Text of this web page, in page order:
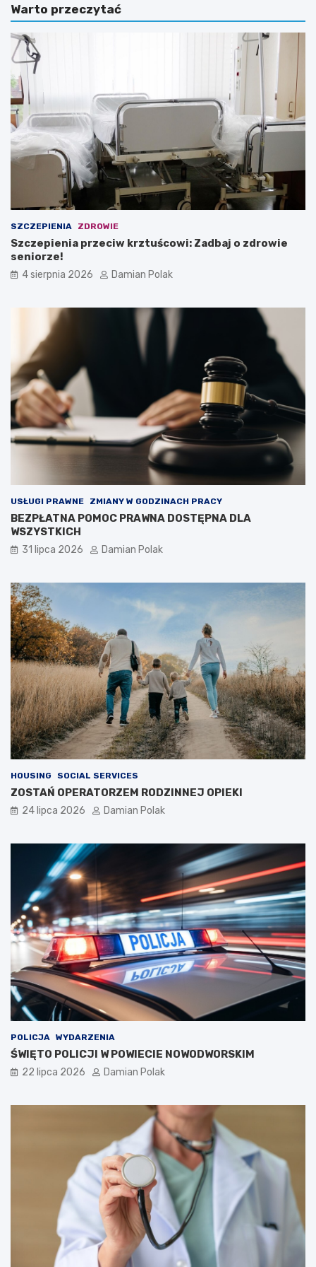
Warto przeczytać
SZCZEPIENIA ZDROWIE
Szczepienia przeciw krztuścowi: Zadbaj o zdrowie
seniorze!
4 sierpnia 2026 Damian Polak
USŁUGI PRAWNE ZMIANY W GODZINACH PRACY
BEZPŁATNA POMOC PRAWNA DOSTĘPNA DLA
WSZYSTKICH
31 lipca 2026 Damian Polak
HOUSING SOCIAL SERVICES
ZOSTAŃ OPERATORZEM RODZINNEJ OPIEKI
24 lipca 2026 Damian Polak
POLICJA WYDARZENIA
ŚWIĘTO POLICJI W POWIECIE NOWODWORSKIM
22 lipca 2026 Damian Polak